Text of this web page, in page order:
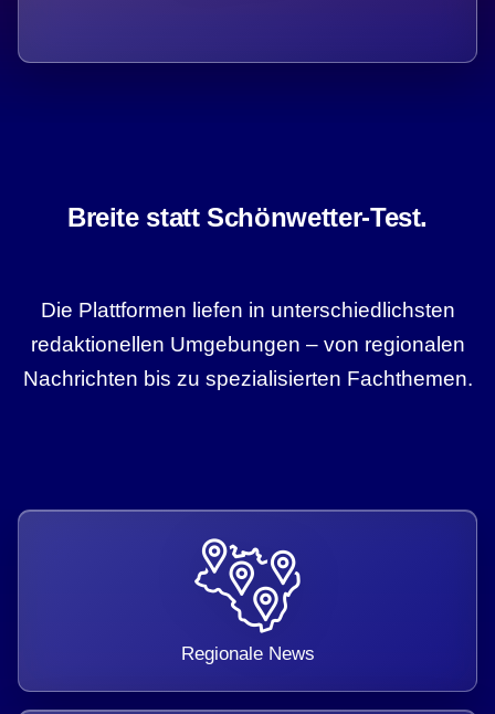
Breite statt Schönwetter-Test.
Die Plattformen liefen in unterschiedlichsten
redaktionellen Umgebungen – von regionalen
Nachrichten bis zu spezialisierten Fachthemen.
Regionale News